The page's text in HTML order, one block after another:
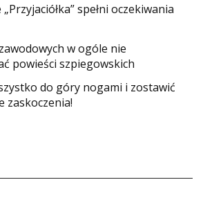
spełni oczekiwania
w ogóle nie
powieści szpiegowskich
do góry nogami i zostawić
zaskoczenia!